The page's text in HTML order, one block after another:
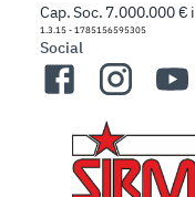
Cap. Soc. 7.000.000 €
1.3.15 - 1785156595305
Social
FacebookInstagram